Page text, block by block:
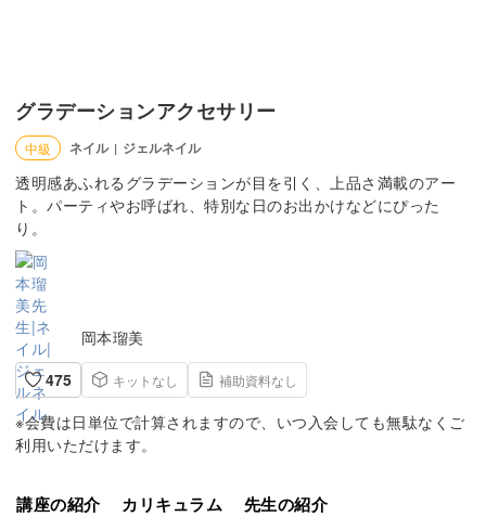
グラデーションアクセサリー
中級 ネイル | ジェルネイル
透明感あふれるグラデーションが目を引く、上品さ満載のアー
ト。パーティやお呼ばれ、特別な日のお出かけなどにぴった
り。
岡本瑠美
475
キットなし 補助資料なし
※会費は日単位で計算されますので、いつ入会しても無駄なくご
利用いただけます。
講座の紹介 カリキュラム 先生の紹介